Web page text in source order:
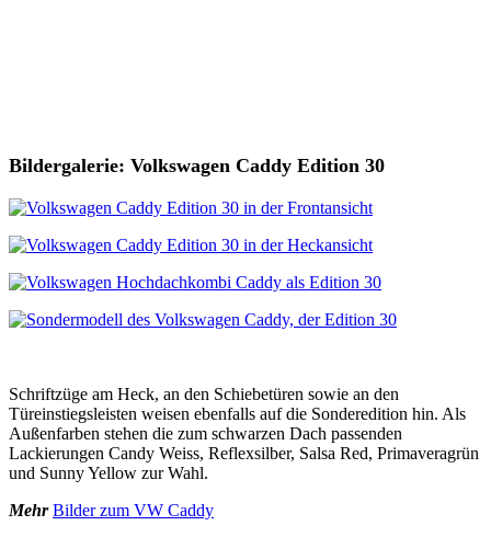
Bildergalerie: Volkswagen Caddy Edition 30
Schriftzüge am Heck, an den Schiebetüren sowie an den
Türeinstiegsleisten weisen ebenfalls auf die Sonderedition hin. Als
Außenfarben stehen die zum schwarzen Dach passenden
Lackierungen Candy Weiss, Reflexsilber, Salsa Red, Primaveragrün
und Sunny Yellow zur Wahl.
Mehr Bilder zum VW Caddy